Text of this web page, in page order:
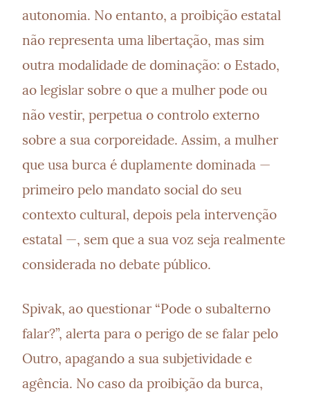
autonomia. No entanto, a proibição estatal
não representa uma libertação, mas sim
outra modalidade de dominação: o Estado,
ao legislar sobre o que a mulher pode ou
não vestir, perpetua o controlo externo
sobre a sua corporeidade. Assim, a mulher
que usa burca é duplamente dominada —
primeiro pelo mandato social do seu
contexto cultural, depois pela intervenção
estatal —, sem que a sua voz seja realmente
considerada no debate público.
Spivak, ao questionar “Pode o subalterno
falar?”, alerta para o perigo de se falar pelo
Outro, apagando a sua subjetividade e
agência. No caso da proibição da burca,